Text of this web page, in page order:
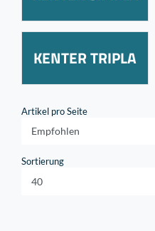
KENTER TRIPLA
Artikel pro Seite
Sortierung